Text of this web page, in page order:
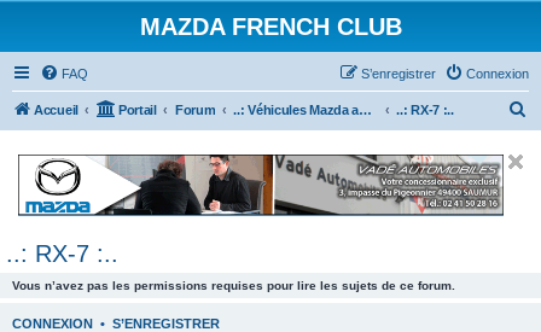
MAZDA FRENCH CLUB
FAQ Connexion
S’enregistrer
Accueil Portail Forum ..: Véhicules Mazda ancien (<2003) :.. ..: RX-7 :..
..: RX-7 :..
Vous n’avez pas les permissions requises pour lire les sujets de ce forum.
CONNEXION • S’ENREGISTRER